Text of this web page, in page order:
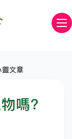
文章
嗎？